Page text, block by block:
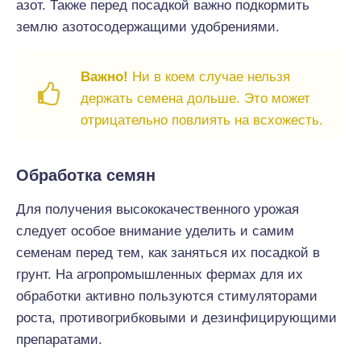
азот. Также перед посадкой важно подкормить
землю азотосодержащими удобрениями.
Важно! Ни в коем случае нельзя
держать семена дольше. Это может
отрицательно повлиять на всхожесть.
Обработка семян
Для получения высококачественного урожая
следует особое внимание уделить и самим
семенам перед тем, как заняться их посадкой в
грунт. На агропромышленных фермах для их
обработки активно пользуются стимуляторами
роста, противогрибковыми и дезинфицирующими
препаратами.